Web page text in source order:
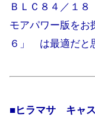
ＢＬＣ８４／１
モアパワー版をお
６」 は最適だと
■ヒラマサ キャ